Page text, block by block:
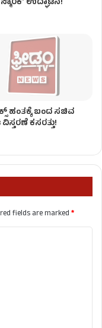
ಹಂತಕ್ಕೆ ಬಂದ ಸಚಿವ
ಕಸರತ್ತು!
fields are marked*